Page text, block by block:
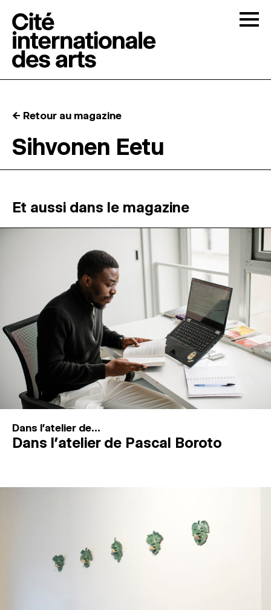
RÉSIDENCES ↓
ATELIERS OUVERTS
ESPACES DE PRATIQUE ARTISTIQUE ↓
Recherche
Connexion
↓
← Retour au magazine
Sihvonen Eetu
Et aussi dans le magazine
Dans l'atelier de...
Dans l’atelier de Pascal Boroto